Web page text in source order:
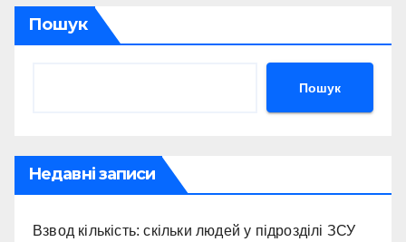
Пошук
Пошук
Недавні записи
Взвод кількість: скільки людей у підрозділі ЗСУ